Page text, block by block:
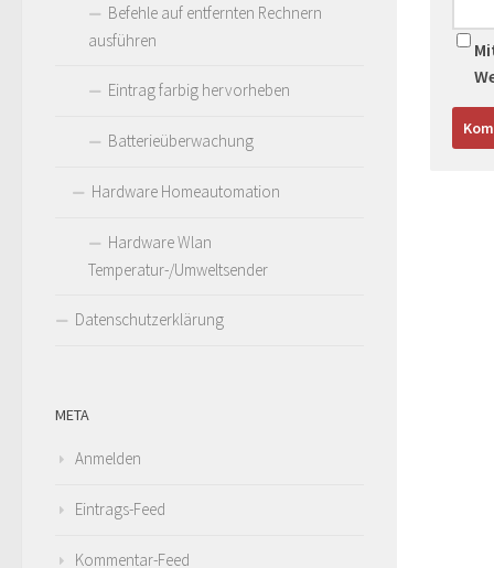
Befehle auf entfernten Rechnern
ausführen
Eintrag farbig hervorheben
Batterieüberwachung
Hardware Homeautomation
Hardware Wlan
Temperatur-/Umweltsender
Datenschutzerklärung
META
Anmelden
Eintrags-Feed
Kommentar-Feed